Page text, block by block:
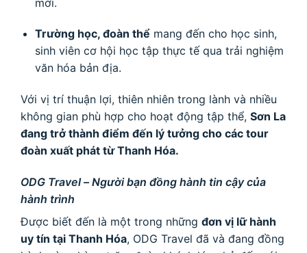
Trường học, đoàn thể mang đến cho học sinh,
sinh viên cơ hội học tập thực tế qua trải nghiệm
văn hóa bản địa.
Với vị trí thuận lợi, thiên nhiên trong lành và nhiều
không gian phù hợp cho hoạt động tập thể, Sơn La
đang trở thành điểm đến lý tưởng cho các tour
đoàn xuất phát từ Thanh Hóa.
ODG Travel – Người bạn đồng hành tin cậy của
hành trình
Được biết đến là một trong những đơn vị lữ hành
uy tín tại Thanh Hóa , ODG Travel đã và đang đồng